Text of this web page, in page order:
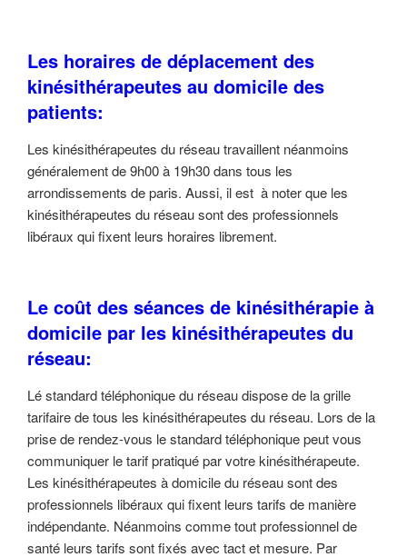
Les horaires de déplacement des
kinésithérapeutes au domicile des
patients:
Les kinésithérapeutes du réseau travaillent néanmoins
généralement de 9h00 à 19h30 dans tous les
arrondissements de paris. Aussi, il est à noter que les
kinésithérapeutes du réseau sont des professionnels
libéraux qui fixent leurs horaires librement.
Le coût des séances de kinésithérapie à
domicile par les kinésithérapeutes du
réseau:
Lé standard téléphonique du réseau dispose de la grille
tarifaire de tous les kinésithérapeutes du réseau. Lors de la
prise de rendez-vous le standard téléphonique peut vous
communiquer le tarif pratiqué par votre kinésithérapeute.
Les kinésithérapeutes à domicile du réseau sont des
professionnels libéraux qui fixent leurs tarifs de manière
indépendante. Néanmoins comme tout professionnel de
santé leurs tarifs sont fixés avec tact et mesure. Par